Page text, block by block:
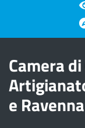
Camera
e Ravenna